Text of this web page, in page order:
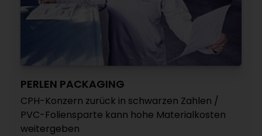
PERLEN PACKAGING
CPH-Konzern zurück in schwarzen Zahlen /
PVC-Foliensparte kann hohe Materialkosten
weitergeben